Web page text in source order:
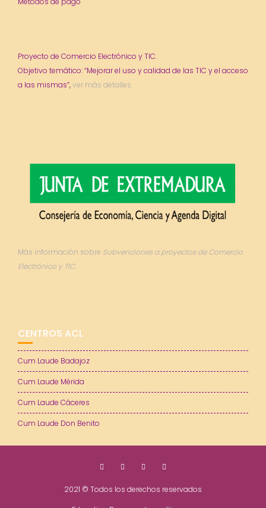
Proyecto de Comercio Electrónico y TIC.
Objetivo temático: “Mejorar el uso y calidad de las TIC y el acceso
a las mismas”,ver más detalles.
Más información sobre Subvenciones a proyectos de Comercio
Electrónico y TIC.
CENTROS ACL
Cum Laude Badajoz
Cum Laude Mérida
Cum Laude Cáceres
Cum Laude Don Benito
2021 © Todos los derechos reservados